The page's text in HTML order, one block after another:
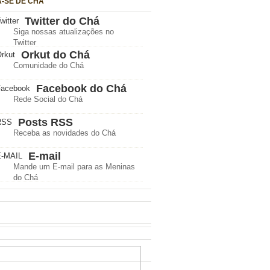
Twitter do Chá
Siga nossas atualizações no
Twitter
Orkut do Chá
Comunidade do Chá
Facebook do Chá
Rede Social do Chá
Posts RSS
Receba as novidades do Chá
E-mail
Mande um E-mail para as Meninas
do Chá